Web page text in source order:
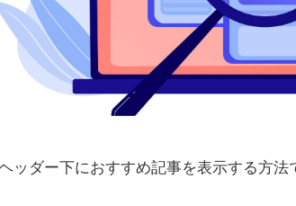
ッダー下におすすめ記事を表示する方法